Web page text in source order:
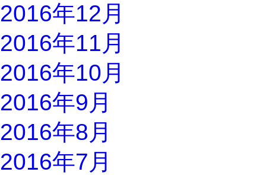
2016年12月
2016年11月
2016年10月
2016年9月
2016年8月
2016年7月